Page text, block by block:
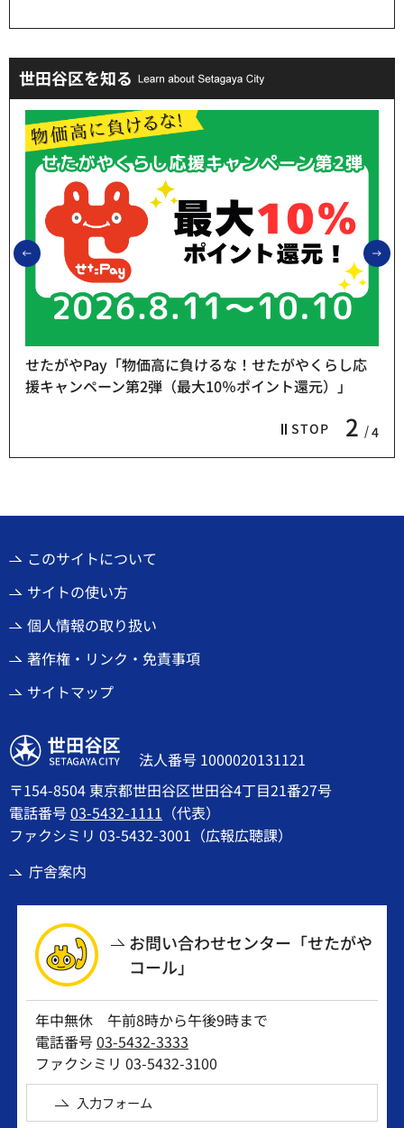
世田谷区を知る
前のスライドを表示
STOP 2 4
せたがやPay「物価高に負けるな！せたがやくらし応
援キャンペーン第2弾（最大10％ポイント還元）」
このサイトについて
サイトの使い方
個人情報の取り扱い
著作権・リンク・免責事項
サイトマップ
世田谷区
法人番号 1000020131121
〒154-8504 東京都世田谷区世田谷4丁目21番27号
電話番号03-5432-1111 （代表）
ファクシミリ 03-5432-3001（広報広聴課）
庁舎案内
お問い合わせセンター「せたがや
コール」
年中無休 午前8時から午後9時まで
電話番号03-5432-3333
ファクシミリ 03-5432-3100
入力フォーム